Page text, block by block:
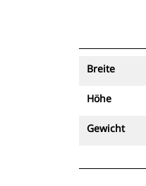
Breite
Höhe
Gewicht